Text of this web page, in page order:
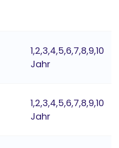
1,2,3,4,5,6,7,8,9,10
Jahr
1,2,3,4,5,6,7,8,9,10
Jahr